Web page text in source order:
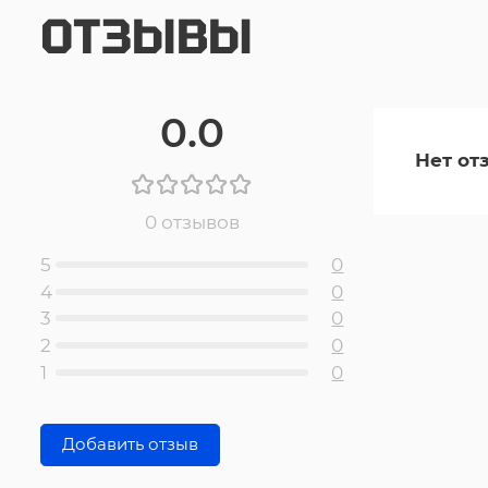
ОТЗЫВЫ
0.0
0 отзывов
5
0
4
0
3
0
2
0
1
0
Добавить отзыв
Нет